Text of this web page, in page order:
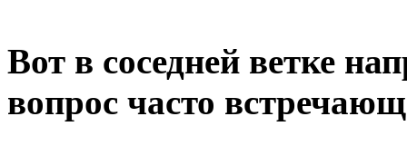
Вот в соседней ветке
вопрос часто